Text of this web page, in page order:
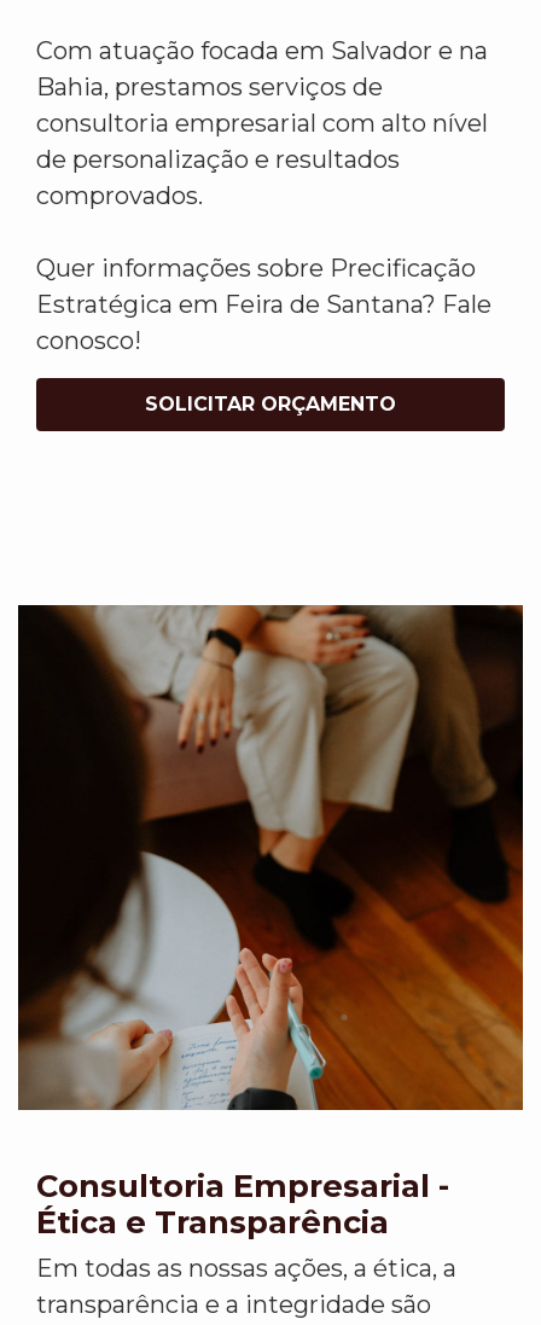
Com atuação focada em Salvador e na
Bahia, prestamos serviços de
consultoria empresarial com alto nível
de personalização e resultados
comprovados.
Quer informações sobre Precificação
Estratégica em Feira de Santana? Fale
conosco!
SOLICITAR ORÇAMENTO
Consultoria Empresarial -
Ética e Transparência
Em todas as nossas ações, a ética, a
transparência e a integridade são